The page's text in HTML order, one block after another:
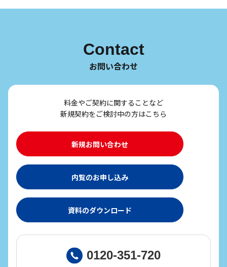
Contact
お問い合わせ
料金やご契約に関することなど
新規契約をご検討中の方はこちら
新規お問い合わせ
内覧のお申し込み
資料のダウンロード
0120-351-720